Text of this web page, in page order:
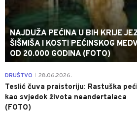
NAJDUŽA PEĆINA U BIH KRIJE
ŠIŠMIŠA I KOSTI PEĆINSKOG
OD 20.000 GODINA (FOTO)
DRUŠTVO 28.06.2026.
Teslić čuva praistoriju: Rastuška
kao svjedok života neandertalaca
(FOTO)